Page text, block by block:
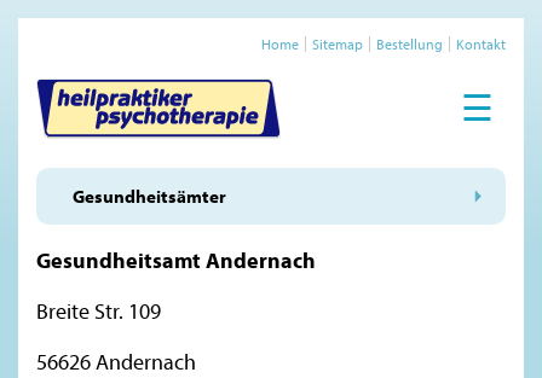
Home Sitemap Bestellung Kontakt
☰
Gesundheitsämter
Gesundheitsamt Andernach
Breite Str. 109
56626 Andernach